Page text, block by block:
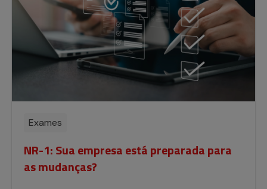
Exames
NR-1: Sua empresa está preparada para
as mudanças?